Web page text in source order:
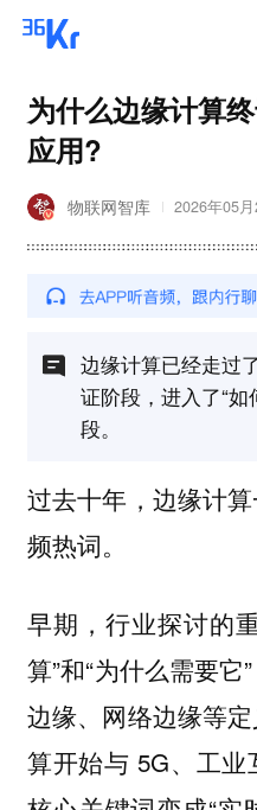
为什么边缘计算
应用?
物联网智库 2026年05
边缘计算已经走过
证阶段，进入了“
段。
过去十年，边缘计
频热词。
早期，行业探讨的
算”和“为什么需要
边缘、网络边缘等
算开始与 5G、工业